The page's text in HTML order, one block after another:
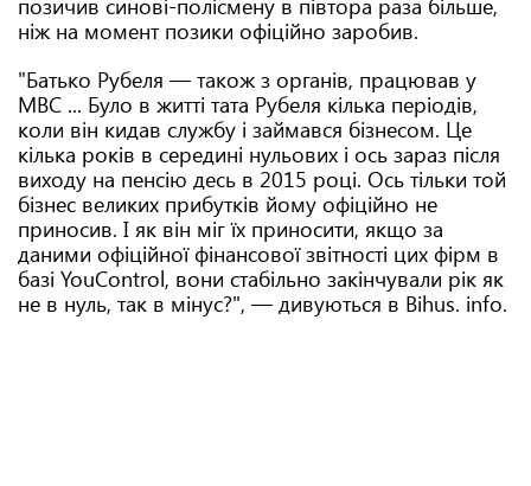
позичив синові-полісмену в півтора раза більше,
ніж на момент позики офіційно заробив.
"Батько Рубеля — також з органів, працював у
МВС ... Було в житті тата Рубеля кілька періодів,
коли він кидав службу і займався бізнесом. Це
кілька років в середині нульових і ось зараз після
виходу на пенсію десь в 2015 році. Ось тільки той
бізнес великих прибутків йому офіційно не
приносив. І як він міг їх приносити, якщо за
даними офіційної фінансової звітності цих фірм в
базі YouControl, вони стабільно закінчували рік як
не в нуль, так в мінус?", — дивуються в Bihus. info.